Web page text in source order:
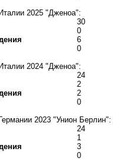
2025 "Дженоа":
30
0
6
0
2024 "Дженоа":
24
2
2
0
2023 "Унион Берлин":
24
1
3
0